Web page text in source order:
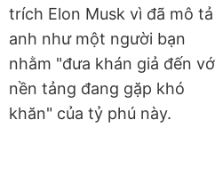
trích Elon Musk vì đã mô tả
anh như một người bạn
nhằm "đưa khán giả đến
nền tảng đang gặp khó
khăn" của tỷ phú này.